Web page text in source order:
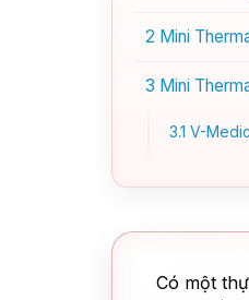
2 Mini
3 Mini
3.1 V-
Có một